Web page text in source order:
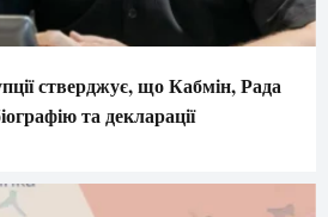
стверджує, що Кабмін, Рада
та декларації